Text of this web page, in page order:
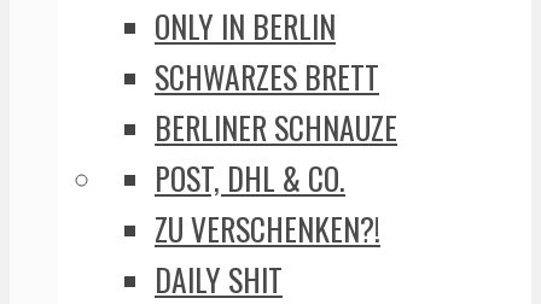
ONLY IN BERLIN
SCHWARZES BRETT
BERLINER SCHNAUZE
POST, DHL & CO.
ZU VERSCHENKEN?!
DAILY SHIT